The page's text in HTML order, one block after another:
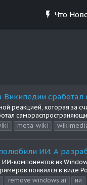
Что
реакцией, которая за
meta-wiki
ИИ. А
компонентов из
появился в виде
remove windows ai ии